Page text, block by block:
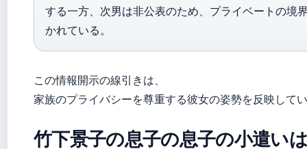
する一方、次男は非公表のため、プライベートの境
かれている。
この情報開示の線引きは、
家族のプライバシーを尊重する彼女の姿勢を反映して
竹下景子の息子の息子の小遣い